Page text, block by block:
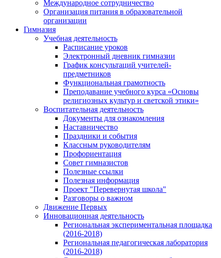
Международное сотрудничество
Организация питания в образовательной
организации
Гимназия
Учебная деятельность
Расписание уроков
Электронный дневник гимназии
График консультаций учителей-
предметников
Функциональная грамотность
Преподавание учебного курса «Основы
религиозных культур и светской этики»
Воспитательная деятельность
Документы для ознакомления
Наставничество
Праздники и события
Классным руководителям
Профориентация
Совет гимназистов
Полезные ссылки
Полезная информация
Проект "Перевернутая школа"
Разговоры о важном
Движение Первых
Инновационная деятельность
Региональная экспериментальная площадка
(2016-2018)
Региональная педагогическая лаборатория
(2016-2018)